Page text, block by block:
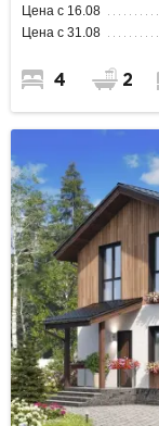
Цена с 16.08
Цена с 31.08
4 2